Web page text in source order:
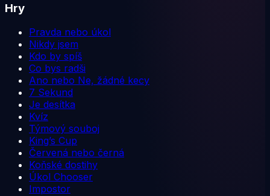
Hry
Pravda nebo úkol
Nikdy jsem
Kdo by spíš
Co bys radši
Ano nebo Ne, žádné kecy
7 Sekund
Je desítka
Kvíz
Týmový souboj
King’s Cup
Červená nebo černá
Koňské dostihy
Úkol Chooser
Impostor